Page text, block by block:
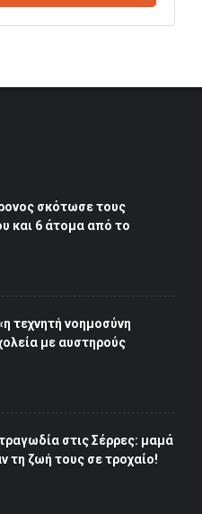
σκότωσε τους
και 6 άτομα από το
τεχνητή νοημοσύνη
με αυστηρούς
στις Σέρρες: μαμά
τη ζωή τους σε τροχαίο!